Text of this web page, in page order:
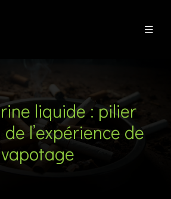
liquide : pilier
l’expérience de
vapotage